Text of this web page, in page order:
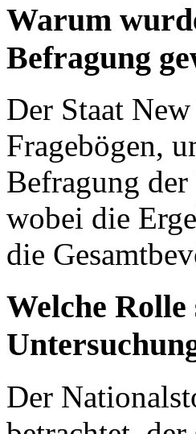
Warum
Befragung
Der Staat
Fragebögen,
Befragung
wobei die
die
Welche
Der